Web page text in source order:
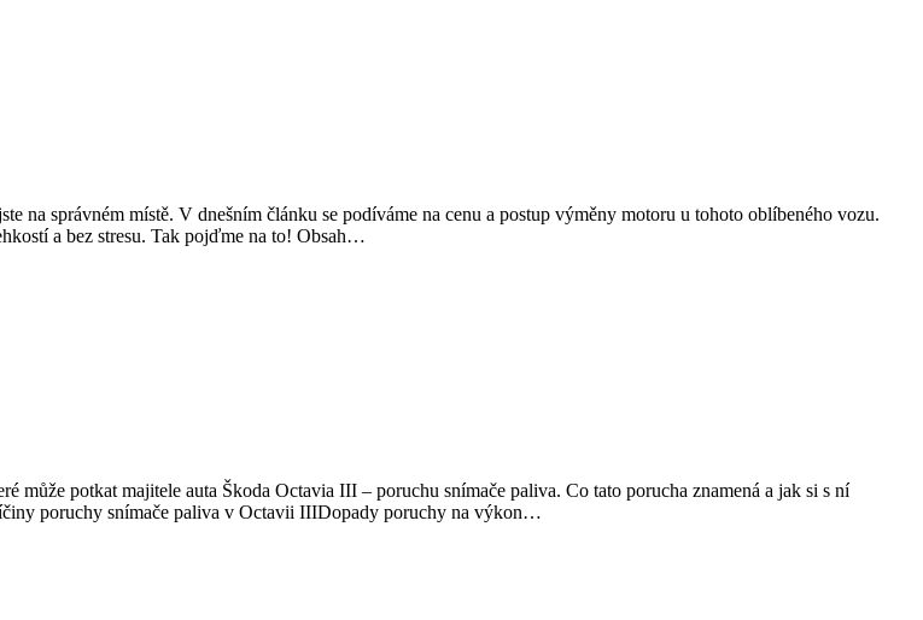
na správném místě. V dnešním článku se podíváme na cenu a postup výměny motoru u tohoto oblíbeného vozu.
a bez stresu. Tak pojďme na to! Obsah…
může potkat majitele auta Škoda Octavia III – poruchu snímače paliva. Co tato porucha znamená a jak si s ní
poruchy snímače paliva v Octavii IIIDopady poruchy na výkon…